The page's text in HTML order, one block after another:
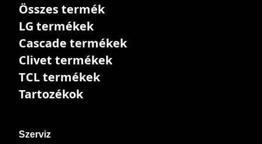
Összes termék
LG termékek
Cascade termékek
Clivet termékek
TCL termékek
Tartozékok
Szerviz